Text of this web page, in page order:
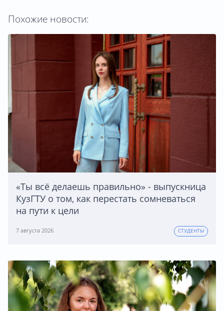
Похожие новости:
«Ты всё делаешь правильно» - выпускница
КузГТУ о том, как перестать сомневаться
на пути к цели
7 августа 2026 СТУДЕНТЫ